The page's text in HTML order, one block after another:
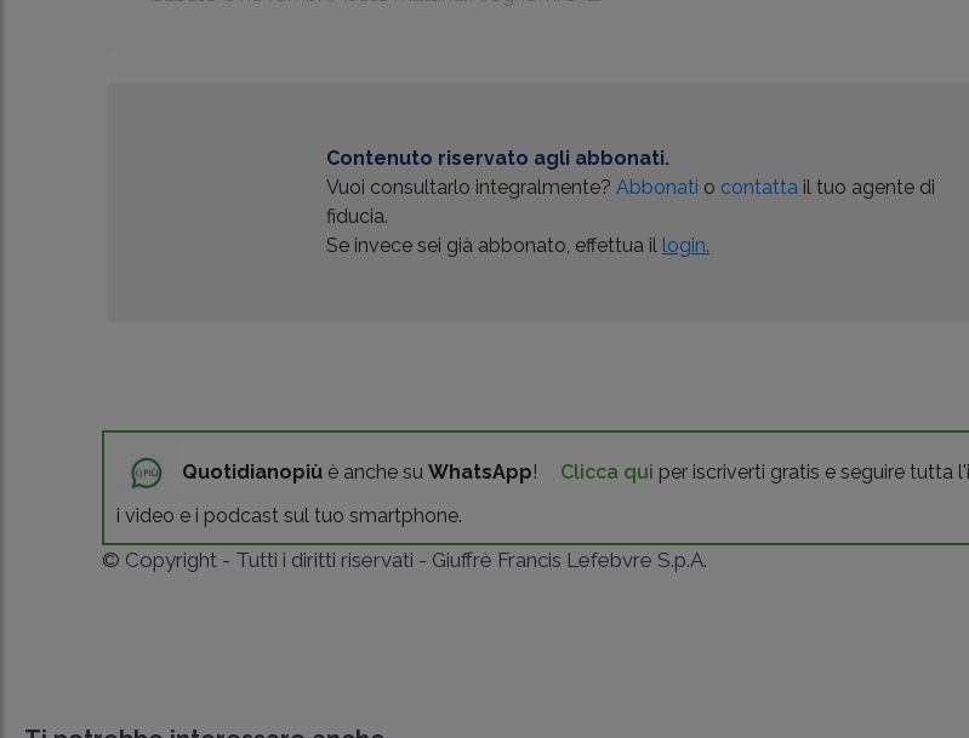
Contenuto riservato agli abbonati.
Vuoi consultarlo integralmente?Abbonati o contatta il tuo agente di
fiducia.
Se invece sei già abbonato, effettua il login.
Quotidianopiù è anche suWhatsApp! Clicca qui per iscriverti gratis e seguire tutta
i video e i podcast sul tuo smartphone.
© Copyright - Tutti i diritti riservati - Giuffrè Francis Lefebvre S.p.A.